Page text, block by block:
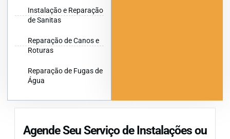
Instalação e Reparação
de Sanitas
Reparação de Canos e
Roturas
Reparação de Fugas de
Água
Agende Seu Serviço de Instalações ou